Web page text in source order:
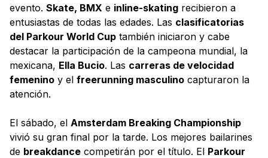
evento. Skate, BMX e inline-skating recibieron a
entusiastas de todas las edades. Las clasificatorias
del Parkour World Cup también iniciaron y cabe
destacar la participación de la campeona mundial, la
mexicana, Ella Bucio. Las carreras de velocidad
femenino y el freerunning masculino capturaron la
atención.
El sábado, el Amsterdam Breaking Championship
vivió su gran final por la tarde. Los mejores bailarines
de breakdance competirán por el título. El Parkour